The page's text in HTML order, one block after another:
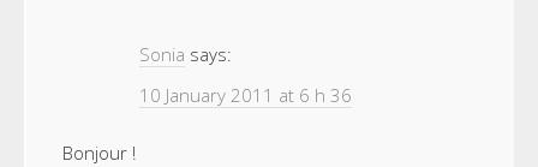
Sonia says:
10 January 2011 at 6 h 36
Bonjour !